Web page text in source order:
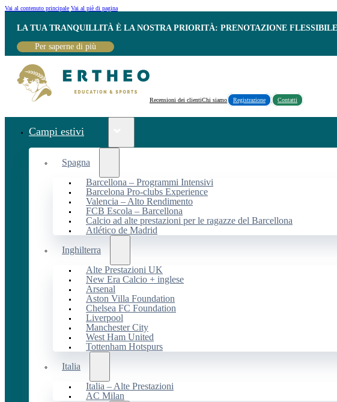
Vai al contenuto principale Vai al piè di pagina
LA TUA TRANQUILLITÀ È LA NOSTRA PRIORITÀ: PRENOTAZIONE
Per saperne di più
Recensioni dei clientiChi siamo Registrazione Contatti
Campi estivi
Spagna
Barcellona – Programmi Intensivi
Barcelona Pro-clubs Experience
Valencia – Alto Rendimento
FCB Escola – Barcellona
Calcio ad alte prestazioni per le ragazze del Barcellona
Atlético de Madrid
Inghilterra
Alte Prestazioni UK
New Era Calcio + inglese
Arsenal
Aston Villa Foundation
Chelsea FC Foundation
Liverpool
Manchester City
West Ham United
Tottenham Hotspurs
Italia
Italia – Alte Prestazioni
AC Milan